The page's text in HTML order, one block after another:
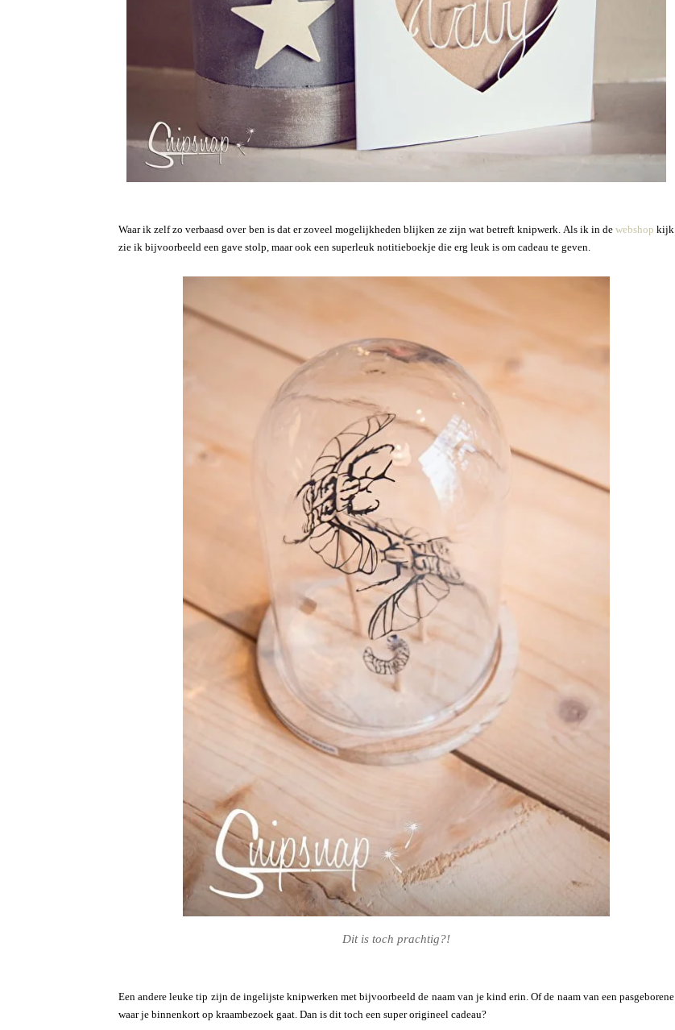
Waar ik zelf zo verbaasd over ben is dat er zoveel mogelijkheden blijken ze zijn wat betreft knipwerk. Als ik in de webshop kijk
zie ik bijvoorbeeld een gave stolp, maar ook een superleuk notitieboekje die erg leuk is om cadeau te geven.
Dit is toch prachtig?!
Een andere leuke tip zijn de ingelijste knipwerken met bijvoorbeeld de naam van je kind erin. Of de naam van een pasgeborene
waar je binnenkort op kraambezoek gaat. Dan is dit toch een super origineel cadeau?